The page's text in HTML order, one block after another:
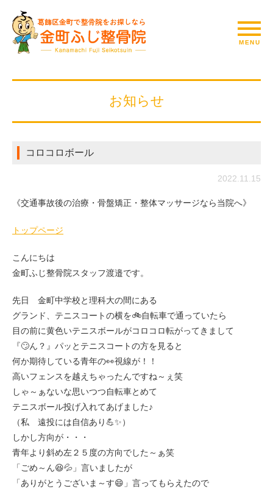
お知らせ
コロコロボール
2022.11.15
《交通事故後の治療・骨盤矯正・整体マッサージなら当院へ》
トップページ
こんにちは
金町ふじ整骨院スタッフ渡邉です。
先日 金町中学校と理科大の間にある
グランド、テニスコートの横を🚲自転車で通っていたら
目の前に黄色いテニスボールがコロコロ転がってきまして
『🙄ん？』パッとテニスコートの方を見ると
何か期待している青年の👀視線が！！
高いフェンスを越えちゃったんですね～ぇ笑
しゃ～ぁないな思いつつ自転車とめて
テニスボール投げ入れてあげました♪
（私 遠投には自信あり💪✨）
しかし方向が・・・
青年より斜め左２５度の方向でした～ぁ笑
「ごめ～ん😆💦」言いましたが
「ありがとうございま～す😄」言ってもらえたので